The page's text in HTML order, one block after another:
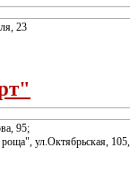
23
95;
ул.Октябрьская,